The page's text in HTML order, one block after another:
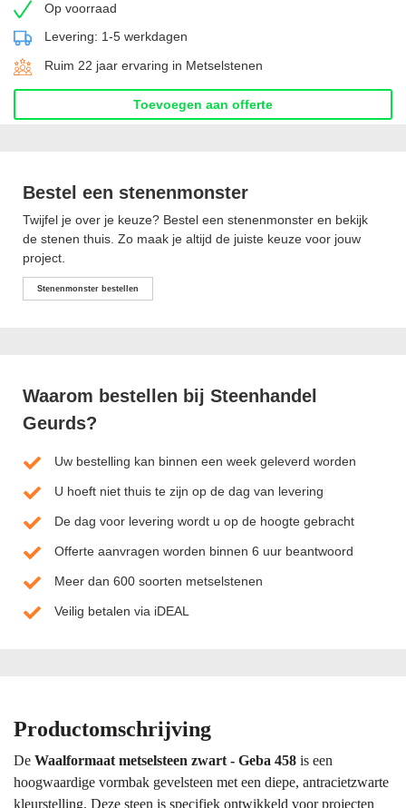
Op voorraad
Levering: 1-5 werkdagen
Ruim 22 jaar ervaring in Metselstenen
Toevoegen aan offerte
Bestel een stenenmonster
Twijfel je over je keuze? Bestel een stenenmonster en bekijk
de stenen thuis. Zo maak je altijd de juiste keuze voor jouw
project.
Stenenmonster bestellen
Waarom bestellen bij Steenhandel
Geurds?
Uw bestelling kan binnen een week geleverd worden
U hoeft niet thuis te zijn op de dag van levering
De dag voor levering wordt u op de hoogte gebracht
Offerte aanvragen worden binnen 6 uur beantwoord
Meer dan 600 soorten metselstenen
Veilig betalen via iDEAL
Productomschrijving
De Waalformaat metselsteen zwart - Geba 458 is een
hoogwaardige vormbak gevelsteen met een diepe, antracietzwarte
kleurstelling. Deze steen is specifiek ontwikkeld voor projecten